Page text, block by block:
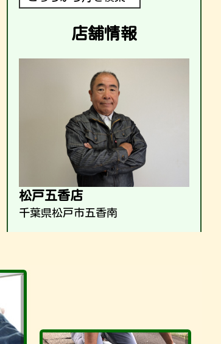
店舗情報
松戸五香店
千葉県松戸市五香南